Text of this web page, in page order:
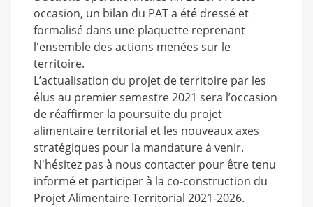
occasion, un bilan du PAT a été dressé et
formalisé dans une plaquette reprenant
l'ensemble des actions menées sur le
territoire.
L’actualisation du projet de territoire par les
élus au premier semestre 2021 sera l’occasion
de réaffirmer la poursuite du projet
alimentaire territorial et les nouveaux axes
stratégiques pour la mandature à venir.
N'hésitez pas à nous contacter pour être tenu
informé et participer à la co-construction du
Projet Alimentaire Territorial 2021-2026.